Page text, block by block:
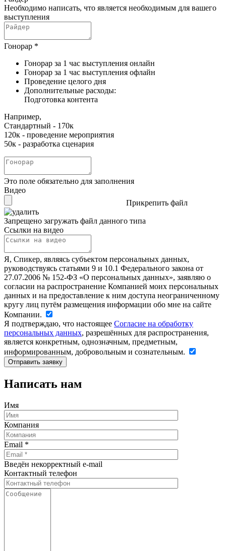
Необходимо написать, что является необходимым для вашего
выступления
Гонорар *
Гонорар за 1 час выступления онлайн
Гонорар за 1 час выступления офлайн
Проведение целого дня
Дополнительные расходы:
Подготовка контента
Например,
Стандартный - 170к
120к - проведение мероприятия
50к - разработка сценария
Это поле обязательно для заполнения
Видео
Прикрепить файл
Запрещено загружать файл данного типа
Ссылки на видео
Я, Спикер, являясь субъектом персональных данных,
руководствуясь статьями 9 и 10.1 Федерального закона от
27.07.2006 № 152-ФЗ «О персональных данных», заявляю о
согласии на распространение Компанией моих персональных
данных и на предоставление к ним доступа неограниченному
кругу лиц путём размещения информации обо мне на сайте
Компании.
Я подтверждаю, что настоящее Согласие на обработку
персональных данных, разрешённых для распространения,
является конкретным, однозначным, предметным,
информированным, добровольным и сознательным.
Написать нам
Имя
Компания
Email *
Введён некорректный e-mail
Контактный телефон